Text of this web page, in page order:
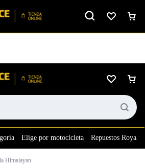
LATAM en tu bolsillo. Ver calificación
Elige por motocicleta Repuestos Royal
Himalayan